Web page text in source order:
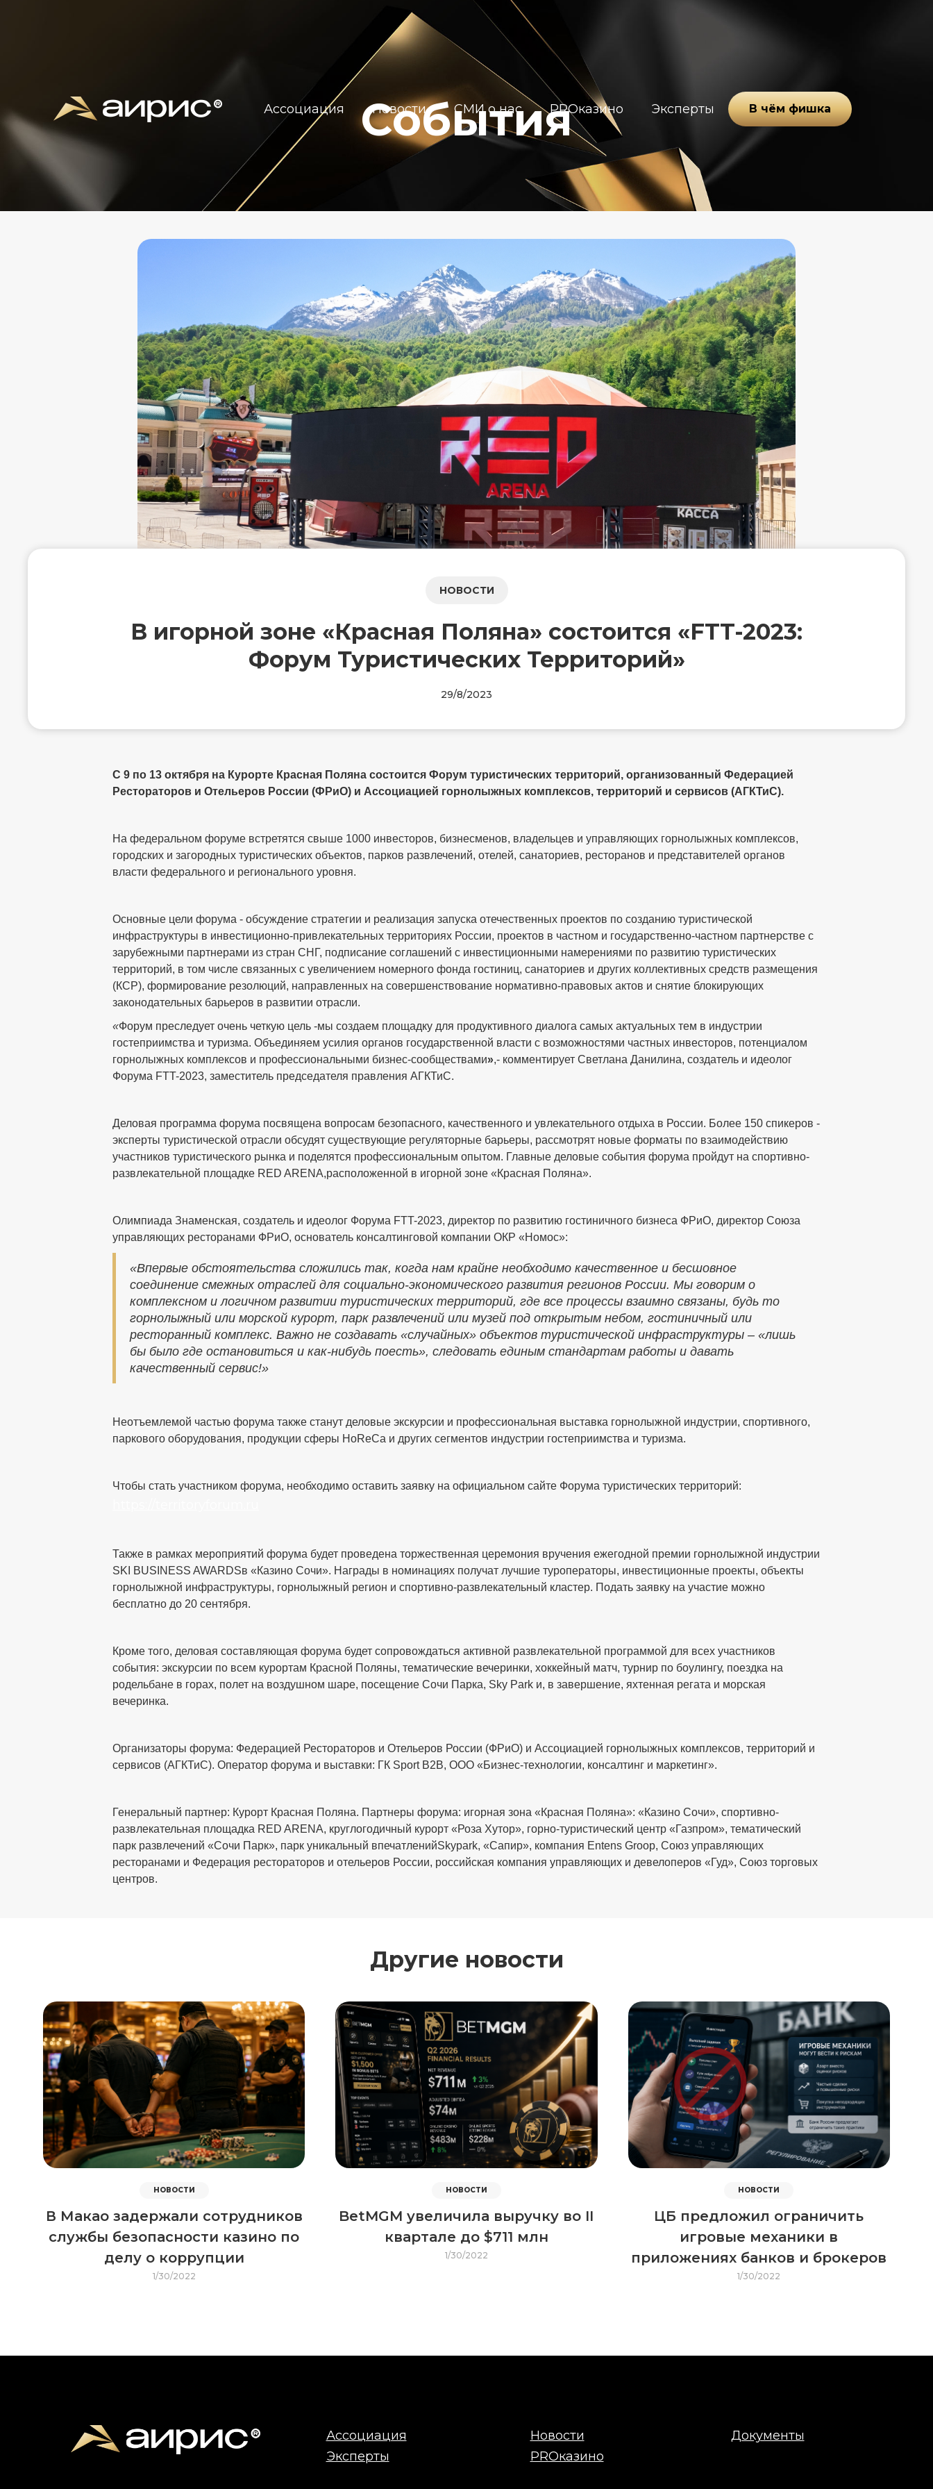
Ассоциация Новости СМИ о нас PROказино Эксперты В чём фишка
События
НОВОСТИ
В игорной зоне «Красная Поляна» состоится «FTT-2023:
Форум Туристических Территорий»
29/8/2023
С 9 по 13 октября на Курорте Красная Поляна состоится Форум туристических территорий, организованный Федерацией
Рестораторов и Отельеров России (ФРиО) и Ассоциацией горнолыжных комплексов, территорий и сервисов (АГКТиС).
На федеральном форуме встретятся свыше 1000 инвесторов, бизнесменов, владельцев и управляющих горнолыжных комплексов,
городских и загородных туристических объектов, парков развлечений, отелей, санаториев, ресторанов и представителей органов
власти федерального и регионального уровня.
Основные цели форума - обсуждение стратегии и реализация запуска отечественных проектов по созданию туристической
инфраструктуры в инвестиционно-привлекательных территориях России, проектов в частном и государственно-частном партнерстве с
зарубежными партнерами из стран СНГ, подписание соглашений с инвестиционными намерениями по развитию туристических
территорий, в том числе связанных с увеличением номерного фонда гостиниц, санаториев и других коллективных средств размещения
(КСР), формирование резолюций, направленных на совершенствование нормативно-правовых актов и снятие блокирующих
законодательных барьеров в развитии отрасли.
«Форум преследует очень четкую цель -мы создаем площадку для продуктивного диалога самых актуальных тем в индустрии
гостеприимства и туризма. Объединяем усилия органов государственной власти с возможностями частных инвесторов, потенциалом
горнолыжных комплексов и профессиональными бизнес-сообществами»,- комментирует Светлана Данилина, создатель и идеолог
Форума FTT-2023, заместитель председателя правления АГКТиС.
Деловая программа форума посвящена вопросам безопасного, качественного и увлекательного отдыха в России. Более 150 спикеров -
эксперты туристической отрасли обсудят существующие регуляторные барьеры, рассмотрят новые форматы по взаимодействию
участников туристического рынка и поделятся профессиональным опытом. Главные деловые события форума пройдут на спортивно-
развлекательной площадке RED ARENA,расположенной в игорной зоне «Красная Поляна».
Олимпиада Знаменская, создатель и идеолог Форума FTT-2023, директор по развитию гостиничного бизнеса ФРиО, директор Союза
управляющих ресторанами ФРиО, основатель консалтинговой компании ОКР «Номос»:
«Впервые обстоятельства сложились так, когда нам крайне необходимо качественное и бесшовное
соединение смежных отраслей для социально-экономического развития регионов России. Мы говорим о
комплексном и логичном развитии туристических территорий, где все процессы взаимно связаны, будь то
горнолыжный или морской курорт, парк развлечений или музей под открытым небом, гостиничный или
ресторанный комплекс. Важно не создавать «случайных» объектов туристической инфраструктуры – «лишь
бы было где остановиться и как-нибудь поесть», следовать единым стандартам работы и давать
качественный сервис!»
Неотъемлемой частью форума также станут деловые экскурсии и профессиональная выставка горнолыжной индустрии, спортивного,
паркового оборудования, продукции сферы HoReCa и других сегментов индустрии гостеприимства и туризма.
Чтобы стать участником форума, необходимо оставить заявку на официальном сайте Форума туристических территорий:
Также в рамках мероприятий форума будет проведена торжественная церемония вручения ежегодной премии горнолыжной индустрии
SKI BUSINESS AWARDSв «Казино Сочи». Награды в номинациях получат лучшие туроператоры, инвестиционные проекты, объекты
горнолыжной инфраструктуры, горнолыжный регион и спортивно-развлекательный кластер. Подать заявку на участие можно
бесплатно до 20 сентября.
Кроме того, деловая составляющая форума будет сопровождаться активной развлекательной программой для всех участников
события: экскурсии по всем курортам Красной Поляны, тематические вечеринки, хоккейный матч, турнир по боулингу, поездка на
родельбане в горах, полет на воздушном шаре, посещение Сочи Парка, Sky Park и, в завершение, яхтенная регата и морская
вечеринка.
Организаторы форума: Федерацией Рестораторов и Отельеров России (ФРиО) и Ассоциацией горнолыжных комплексов, территорий и
сервисов (АГКТиС). Оператор форума и выставки: ГК Sport B2B, ООО «Бизнес-технологии, консалтинг и маркетинг».
Генеральный партнер: Курорт Красная Поляна. Партнеры форума: игорная зона «Красная Поляна»: «Казино Сочи», спортивно-
развлекательная площадка RED ARENA, круглогодичный курорт «Роза Хутор», горно-туристический центр «Газпром», тематический
парк развлечений «Сочи Парк», парк уникальный впечатленийSkypark, «Сапир», компания Entens Groop, Союз управляющих
ресторанами и Федерация рестораторов и отельеров России, российская компания управляющих и девелоперов «Гуд», Союз торговых
центров.
Другие новости
НОВОСТИ
В Макао задержали сотрудников
службы безопасности казино по
делу о коррупции
1/30/2022
НОВОСТИ
BetMGM увеличила выручку во II
квартале до $711 млн
1/30/2022
НОВОСТИ
ЦБ предложил ограничить
игровые механики в
приложениях банков и брокеров
1/30/2022
Ассоциация
Эксперты
Новости
PROказино
Документы